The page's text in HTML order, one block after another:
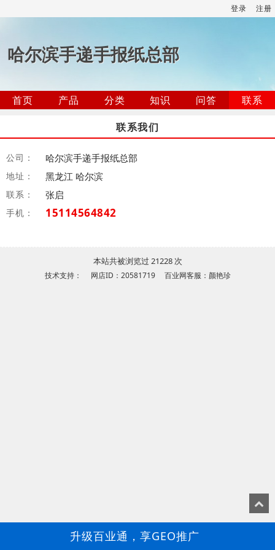
登录 注册
哈尔滨手递手报纸总部
首页 产品 分类 知识 问答
联系
联系我们
公司： 哈尔滨手递手报纸总部
地址： 黑龙江 哈尔滨
联系： 张启
手机： 15114564842
本站共被浏览过 21228 次
技术支持： 网店ID：20581719 百业网客服：颜艳珍
升级百业通，享GEO推广